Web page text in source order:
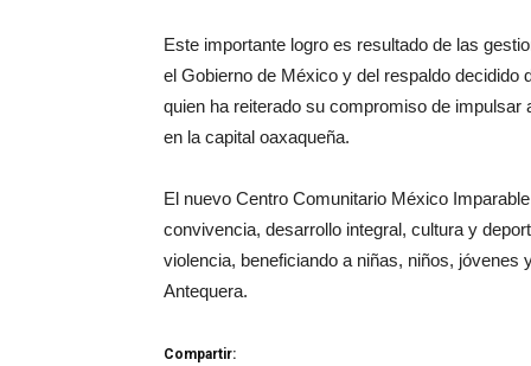
Este importante logro es resultado de las
el Gobierno de México y del respaldo decidido
quien ha reiterado su compromiso de
en la capital oaxaqueña.
El nuevo Centro Comunitario México
convivencia, desarrollo integral, cultura y
violencia, beneficiando a niñas, niños,
Antequera.
Compartir: